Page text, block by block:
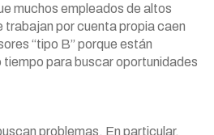
muchos empleados de altos
trabajan por cuenta propia caen
“tipo B” porque están
para buscar oportunidades
problemas. En particular,